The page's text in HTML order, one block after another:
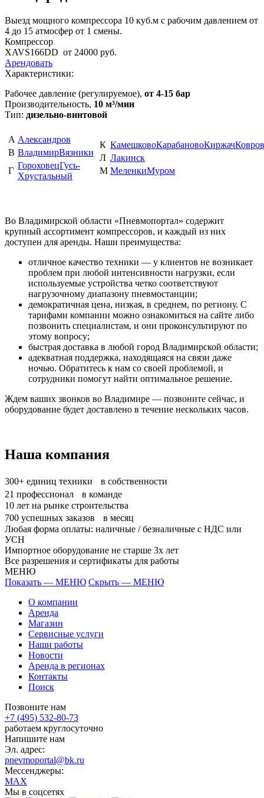
Выезд мощного компрессора 10 куб.м с рабочим давлением от
4 до 15 атмосфер от 1 смены.
Компрессор
XAVS166DD от 24000 руб.
Арендовать
Характеристики:
Рабочее давление (регулируемое), от 4-15 бар
Производительность, 10 м³/мин
Тип: дизельно-винтовой
А Александров
В ВладимирВязники
Г
ГороховецГусь-
Хрустальный
К КамешковоКарабановоКиржачКовров
Л Лакинск
М МеленкиМуром
Во Владимирской области «Пневмопортал» содержит
крупный ассортимент компрессоров, и каждый из них
доступен для аренды. Наши преимущества:
отличное качество техники — у клиентов не возникает
проблем при любой интенсивности нагрузки, если
используемые устройства четко соответствуют
нагрузочному диапазону пневмостанции;
демократичная цена, низкая, в среднем, по региону. С
тарифами компании можно ознакомиться на сайте либо
позвонить специалистам, и они проконсультируют по
этому вопросу;
быстрая доставка в любой город Владимирской области;
адекватная поддержка, находящаяся на связи даже
ночью. Обратитесь к нам со своей проблемой, и
сотрудники помогут найти оптимальное решение.
Ждем ваших звонков во Владимире — позвоните сейчас, и
оборудование будет доставлено в течение нескольких часов.
Наша компания
300+ единиц техники в собственности
21 профессионал в команде
10 лет на рынке строительства
700 успешных заказов в месяц
Любая форма оплаты: наличные / безналичные с НДС или
УСН
Импортное оборудование не старше 3х лет
Все разрешения и сертификаты для работы
МЕНЮ
Показать — МЕНЮ Скрыть — МЕНЮ
О компании
Аренда
Магазин
Сервисные услуги
Наши работы
Новости
Аренда в регионах
Контакты
Поиск
Позвоните нам
+7 (495) 532-80-73
работаем круглосуточно
Напишите нам
Эл. адрес:
pnevmoportal@bk.ru
Мессенджеры:
MAX
Мы в соцсетях